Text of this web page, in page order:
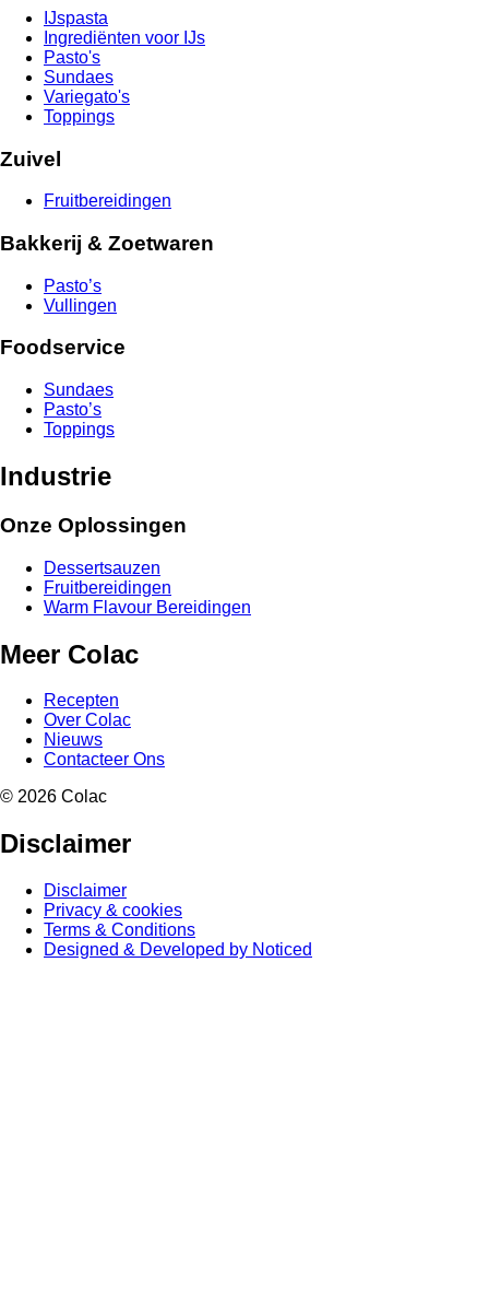
IJspasta
Ingrediënten voor IJs
Pasto's
Sundaes
Variegato's
Toppings
Zuivel
Fruitbereidingen
Bakkerij & Zoetwaren
Pasto’s
Vullingen
Foodservice
Sundaes
Pasto’s
Toppings
Industrie
Onze Oplossingen
Dessertsauzen
Fruitbereidingen
Warm Flavour Bereidingen
Meer Colac
Recepten
Over Colac
Nieuws
Contacteer Ons
© 2026 Colac
Disclaimer
Disclaimer
Privacy & cookies
Terms & Conditions
Designed & Developed by Noticed